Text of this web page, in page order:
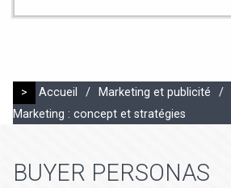
> Accueil / Marketing et publicité
/
Marketing : concept et stratégies
BUYER PERSONAS